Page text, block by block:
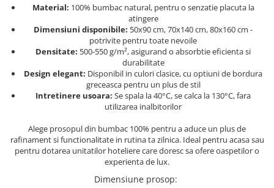
Artificiala De Iepure, 6 Piese, 2
Set Lenjerie Pat Blanita Iepure, 6
Lenjerii De Pat Premium Collection
Set Lenjerie De Pat, 7 Piese, Cu
Pilota / Cuvertura Inclusa
Set Lenjerie De Pat Jacquard Regal,
11 Piese, Cuvertura Inclusa
Lenjerii Damasc Egiptean King Size
Lenjerii De Pat, Finet Premium, 1
Material: 100% bumbac natural, pentru o senzatie placuta la
atingere
Dimensiuni disponibile: 50x90 cm, 70x140 cm, 80x160 cm -
potrivite pentru toate nevoile
Densitate: 500-550 g/m², asigurand o absorbtie eficienta si
durabilitate
Design elegant: Disponibil in culori clasice, cu optiuni de bordura
greceasca pentru un plus de stil
Intretinere usoara: Se spala la 40°C, se calca la 130°C, fara
utilizarea inalbitorilor
Alege prosopul din bumbac 100% pentru a aduce un plus de
rafinament si functionalitate in rutina ta zilnica. Ideal pentru acasa sau
pentru dotarea unitatilor hoteliere care doresc sa ofere oaspetilor o
experienta de lux.
Dimensiune prosop: